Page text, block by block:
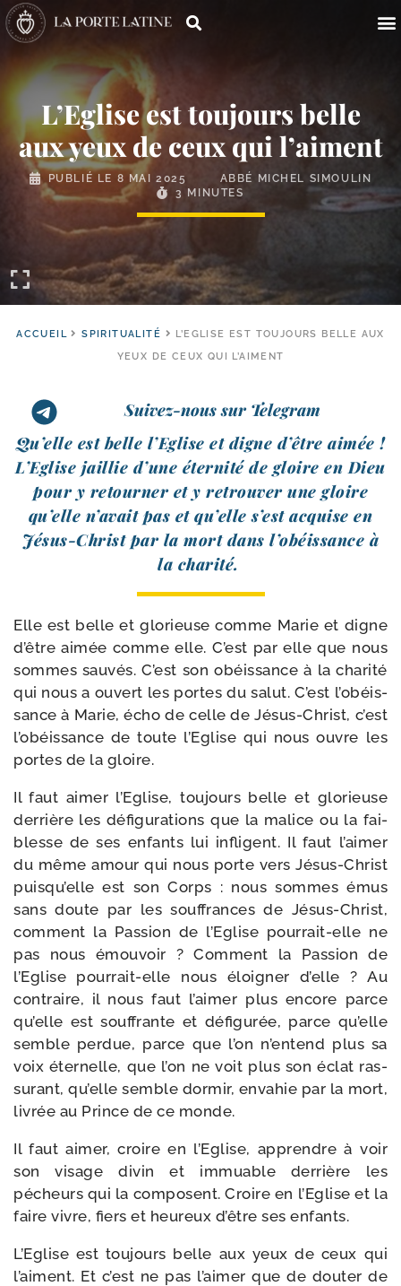
L’Eglise est toujours belle
aux yeux de ceux qui l’aiment
PUBLIÉ LE 8 MAI 2025
ABBÉ MICHEL SIMOULIN
3 MINUTES
ACCUEIL SPIRITUALITÉ
L’EGLISE EST TOUJOURS BELLE AUX
YEUX DE CEUX QUI L’AIMENT
Suivez-nous sur Telegram
Qu’elle est belle l’Eglise et digne d’être aimée !
L’Eglise jaillie d’une éter­ni­té de gloire en Dieu
pour y retour­ner et y retrou­ver une gloire
qu’elle n’a­vait pas et qu’elle s’est acquise en
Jésus-​Christ par la mort dans l’o­béis­sance à
la charité.
Elle est belle et glo­rieuse comme Marie et digne
d’être aimée comme elle. C’est par elle que nous
sommes sau­vés. C’est son obéis­sance à la cha­ri­té
qui nous a ouvert les portes du salut. C’est l’o­béis­
sance à Marie, écho de celle de Jésus-​Christ, c’est
l’o­béis­sance de toute l’Eglise qui nous ouvre les
portes de la gloire.
Il faut aimer l’Eglise, tou­jours belle et glo­rieuse
der­rière les défi­gu­ra­tions que la malice ou la fai­
blesse de ses enfants lui infligent. Il faut l’ai­mer
du même amour qui nous porte vers Jésus-​Christ
puis­qu’elle est son Corps : nous sommes émus
sans doute par les souf­frances de Jésus-​Christ,
com­ment la Passion de l’Eglise pourrait-​elle ne
pas nous émou­voir ? Comment la Passion de
l’Eglise pourrait-​elle nous éloi­gner d’elle ? Au
contraire, il nous faut l’ai­mer plus encore parce
qu’elle est souf­frante et défi­gu­rée, parce qu’elle
semble per­due, parce que l’on n’en­tend plus sa
voix éter­nelle, que l’on ne voit plus son éclat ras­
su­rant, qu’elle semble dor­mir, enva­hie par la mort,
livrée au Prince de ce monde.
Il faut aimer, croire en l’Eglise, apprendre à voir
son visage divin et immuable der­rière les
pécheurs qui la com­posent. Croire en l’Eglise et la
faire vivre, fiers et heu­reux d’être ses enfants.
L’Eglise est tou­jours belle aux yeux de ceux qui
l’aiment. Et c’est ne pas l’ai­mer que de dou­ter de